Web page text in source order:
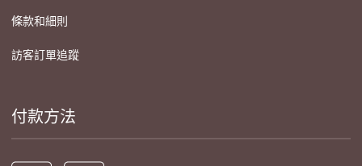
條款和細則
訪客訂單追蹤
付款方法